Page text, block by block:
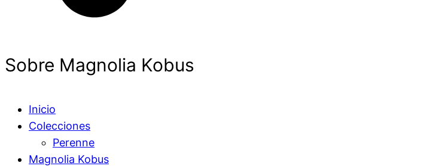
Sobre Magnolia Kobus
Inicio
Colecciones
Perenne
Magnolia Kobus